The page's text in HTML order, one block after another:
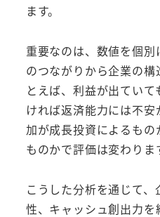
ます。
重要なのは、数値を個
のつながりから企業の
とえば、利益が出てい
ければ返済能力には不
加が成長投資によるも
ものかで評価は変わりま
こうした分析を通じて
性、キャッシュ創出力